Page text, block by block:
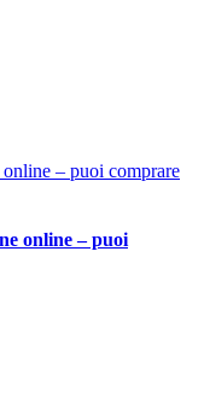
– puoi comprare
online – puoi